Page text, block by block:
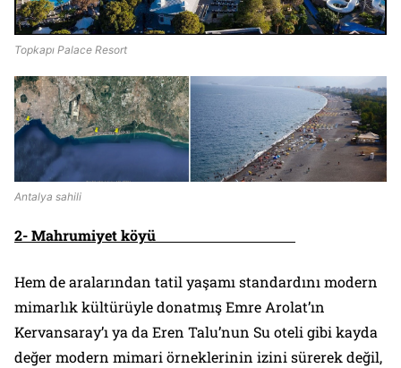
Topkapı Palace Resort
Antalya sahili
2- Mahrumiyet köyü
Hem de aralarından tatil yaşamı standardını modern
mimarlık kültürüyle donatmışEmre Arolat’ın
Kervansaray’ı ya daEren Talu’nun Suoteli gibi kayda
değer modern mimari örneklerinin izini sürerek değil,